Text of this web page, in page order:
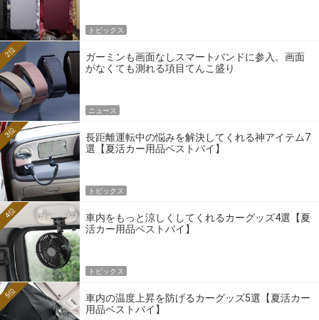
トピックス
ガーミンも画面なしスマートバンドに参入。画面
がなくても測れる項目てんこ盛り
2位
ニュース
長距離運転中の悩みを解決してくれる神アイテム7
選【夏活カー用品ベストバイ】
3位
トピックス
車内をもっと涼しくしてくれるカーグッズ4選【夏
活カー用品ベストバイ】
4位
トピックス
車内の温度上昇を防げるカーグッズ5選【夏活カー
用品ベストバイ】
5位